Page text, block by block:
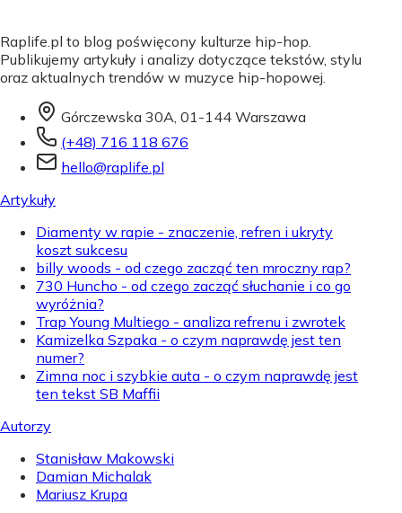
Raplife.pl to blog poświęcony kulturze hip-hop.
Publikujemy artykuły i analizy dotyczące tekstów, stylu
oraz aktualnych trendów w muzyce hip-hopowej.
Górczewska 30A, 01-144 Warszawa
(+48) 716 118 676
hello@raplife.pl
Artykuły
Diamenty w rapie - znaczenie, refren i ukryty
koszt sukcesu
billy woods - od czego zacząć ten mroczny rap?
730 Huncho - od czego zacząć słuchanie i co go
wyróżnia?
Trap Young Multiego - analiza refrenu i zwrotek
Kamizelka Szpaka - o czym naprawdę jest ten
numer?
Zimna noc i szybkie auta - o czym naprawdę jest
ten tekst SB Maffii
Autorzy
Stanisław Makowski
Damian Michalak
Mariusz Krupa